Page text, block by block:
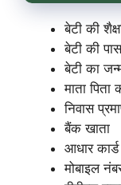
बेटी की
बेटी की
बेटी का
माता पिता
निवास
बैंक खाता
आधार कार्ड
मोबाइल